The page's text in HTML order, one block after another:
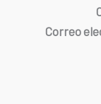
Correo